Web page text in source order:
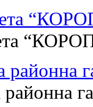
районна
районна